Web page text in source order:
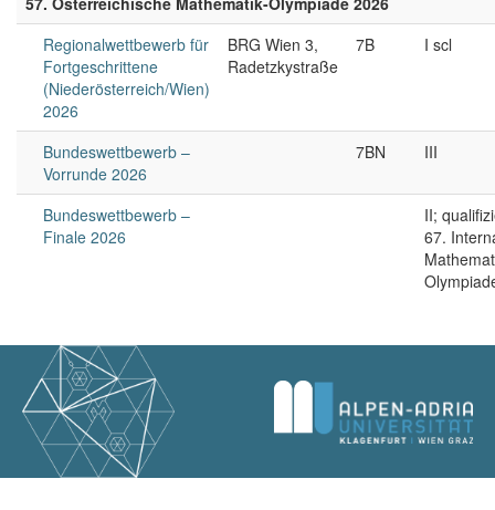
Regionalwettbewerb für
Fortgeschrittene
(Niederösterreich/Wien)
2026
BRG Wien 3,
Radetzkystraße
7B I scl
Bundeswettbewerb –
Vorrunde 2026
7BN III
Bundeswettbewerb –
Finale 2026
II;
67.